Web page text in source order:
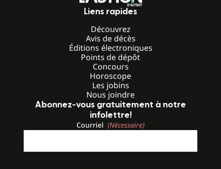
Liens rapides
Découvrez
Avis de décès
Éditions électroniques
Points de dépôt
Concours
Horoscope
Les jobins
Nous joindre
Abonnez-vous gratuitement à notre
infolettre!
Courriel (Nécessaire)